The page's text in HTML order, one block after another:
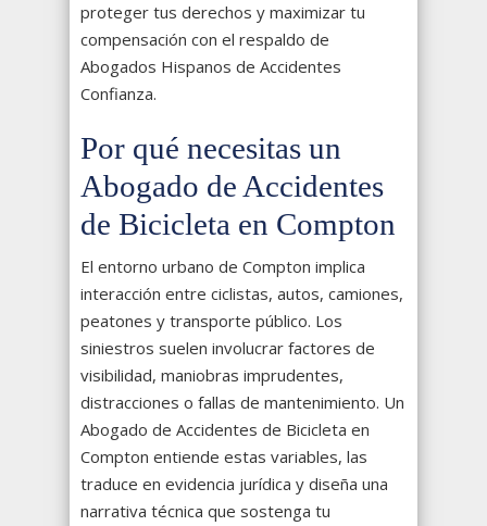
proteger tus derechos y maximizar tu
compensación con el respaldo de
Abogados Hispanos de Accidentes
Confianza.
Por qué necesitas un
Abogado de Accidentes
de Bicicleta en Compton
El entorno urbano de Compton implica
interacción entre ciclistas, autos, camiones,
peatones y transporte público. Los
siniestros suelen involucrar factores de
visibilidad, maniobras imprudentes,
distracciones o fallas de mantenimiento. Un
Abogado de Accidentes de Bicicleta en
Compton entiende estas variables, las
traduce en evidencia jurídica y diseña una
narrativa técnica que sostenga tu